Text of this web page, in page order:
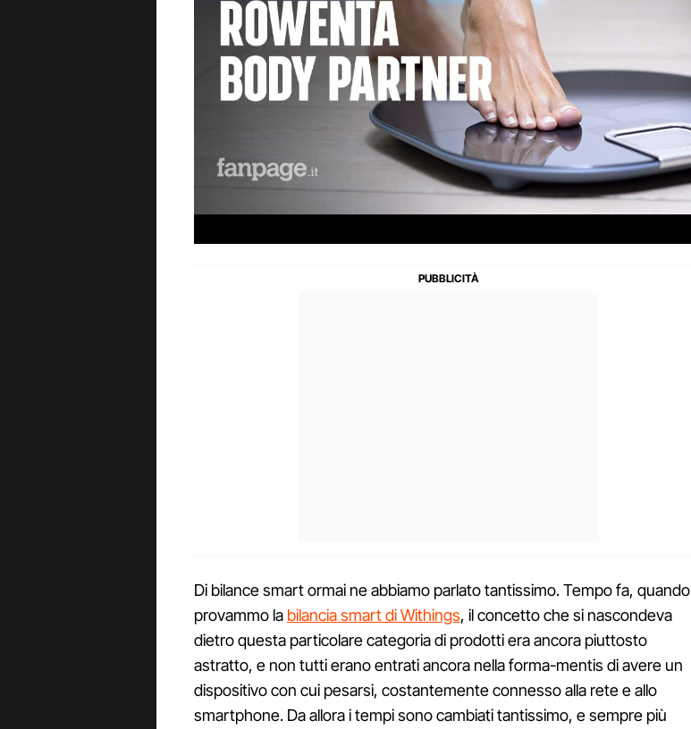
Di bilance smart ormai ne abbiamo parlato tantissimo. Tempo fa, quando
provammo la bilancia smart di Withings, il concetto che si nascondeva
dietro questa particolare categoria di prodotti era ancora piuttosto
astratto, e non tutti erano entrati ancora nella forma-mentis di avere un
dispositivo con cui pesarsi, costantemente connesso alla rete e allo
smartphone. Da allora i tempi sono cambiati tantissimo, e sempre più